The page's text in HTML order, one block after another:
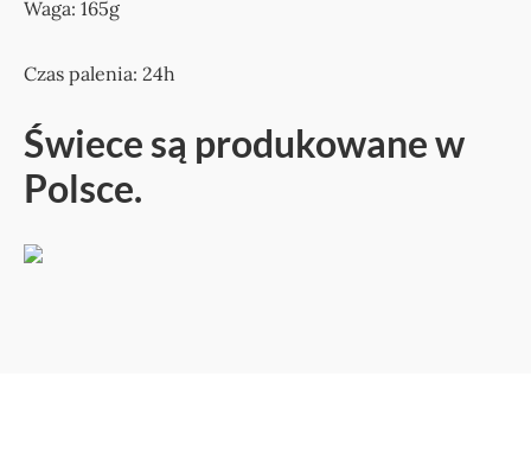
Waga: 165g
Czas palenia: 24h
Świece są produkowane w
Polsce.